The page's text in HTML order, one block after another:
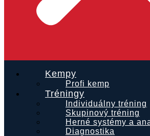
Kempy
Profi kemp
Tréningy
Individuálny tréning
Skupinový tréning
Herné systémy a
Diagnostika